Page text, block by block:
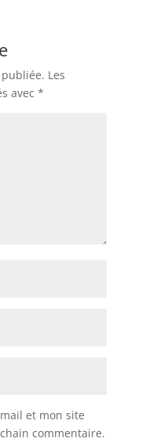
Les
avec *
et mon site
commentaire.